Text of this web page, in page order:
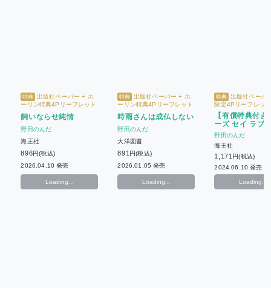
特典 出版社ペーパー + ホ
ーリン特典4Pリーフレット
飼いならせ純情
野田のんだ
海王社
896円(税込)
2026.04.10 発売
Loading...
特典 出版社ペーパー + ホ
ーリン特典4Pリーフレット
時雨さんは成仏しない
野田のんだ
大洋図書
891 円(税込)
2026.01.05 発売
Loading...
特典 出版社ペーパ
限定4Pリーフレッ
償特典】描き下ろ
【有償特典付き
ーズ セイ ラブ
野田のんだ
海王社
1,171 円(税込)
2024.06.10 発売
Loading...